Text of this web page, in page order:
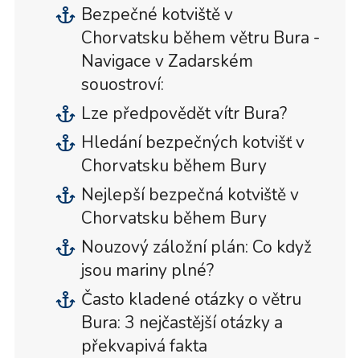
Bezpečné kotviště v
Chorvatsku během větru Bura -
Navigace v Zadarském
souostroví:
Lze předpovědět vítr Bura?
Hledání bezpečných kotvišť v
Chorvatsku během Bury
Nejlepší bezpečná kotviště v
Chorvatsku během Bury
Nouzový záložní plán: Co když
jsou mariny plné?
Často kladené otázky o větru
Bura: 3 nejčastější otázky a
překvapivá fakta